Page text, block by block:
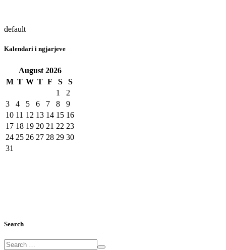
default
Kalendari i ngjarjeve
August 2026
M T W T F S
S
1
2
3
4 5 6 7 8
9
10 11 12 13 14 15 16
17 18 19 20 21 22 23
24 25 26 27 28 29 30
31
Search